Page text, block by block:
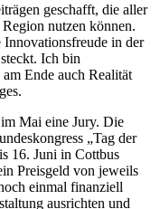
geschafft, die aller
nutzen können.
Innovationsfreude in der
Ich bin
Ende auch Realität
Mai eine Jury. Die
„Tag der
16. Juni in Cottbus
Preisgeld von jeweils
einmal finanziell
ausrichten und